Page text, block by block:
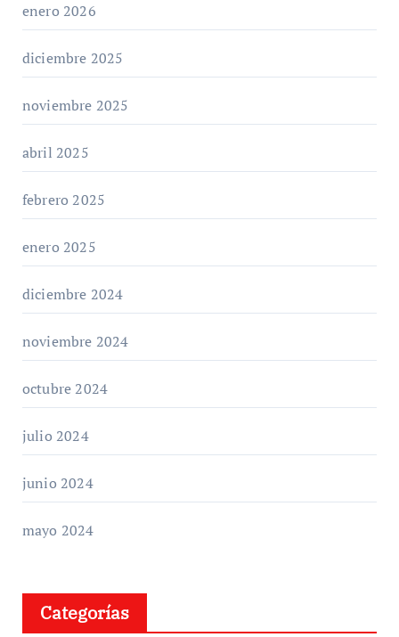
enero 2026
diciembre 2025
noviembre 2025
abril 2025
febrero 2025
enero 2025
diciembre 2024
noviembre 2024
octubre 2024
julio 2024
junio 2024
mayo 2024
Categorías